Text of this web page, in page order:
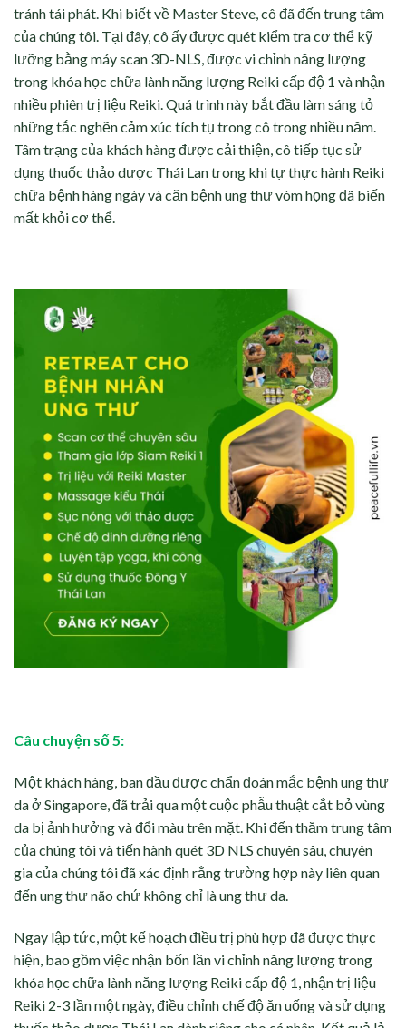
tránh tái phát. Khi biết về Master Steve, cô đã đến trung tâm
của chúng tôi. Tại đây, cô ấy được quét kiểm tra cơ thể kỹ
lưỡng bằng máy scan 3D-NLS, được vi chỉnh năng lượng
trong khóa học chữa lành năng lượng Reiki cấp độ 1 và nhận
nhiều phiên trị liệu Reiki. Quá trình này bắt đầu làm sáng tỏ
những tắc nghẽn cảm xúc tích tụ trong cô trong nhiều năm.
Tâm trạng của khách hàng được cải thiện, cô tiếp tục sử
dụng thuốc thảo dược Thái Lan trong khi tự thực hành Reiki
chữa bệnh hàng ngày và căn bệnh ung thư vòm họng đã biến
mất khỏi cơ thể.
Câu chuyện số 5:
Một khách hàng, ban đầu được chẩn đoán mắc bệnh ung thư
da ở Singapore, đã trải qua một cuộc phẫu thuật cắt bỏ vùng
da bị ảnh hưởng và đổi màu trên mặt. Khi đến thăm trung tâm
của chúng tôi và tiến hành quét 3D NLS chuyên sâu, chuyên
gia của chúng tôi đã xác định rằng trường hợp này liên quan
đến ung thư não chứ không chỉ là ung thư da.
Ngay lập tức, một kế hoạch điều trị phù hợp đã được thực
hiện, bao gồm việc nhận bốn lần vi chỉnh năng lượng trong
khóa học chữa lành năng lượng Reiki cấp độ 1, nhận trị liệu
Reiki 2-3 lần một ngày, điều chỉnh chế độ ăn uống và sử dụng